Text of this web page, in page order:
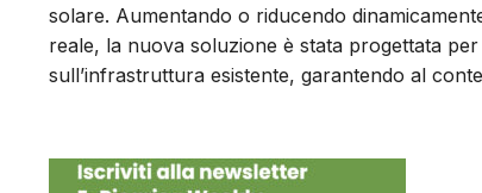
solare. Aumentando o riducendo
reale, la nuova soluzione è stata progettata
sull’infrastruttura esistente, garantendo al